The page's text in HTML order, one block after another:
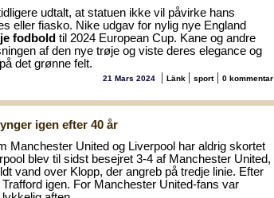
udtalt, at statuen ikke vil påvirke hans
eller fiasko. Nike udgav for nylig nye England
fodbold til 2024 European Cup. Kane og andre
af den nye trøje og viste deres elegance og
det grønne felt.
21 Mars 2024 | Länk | sport| 0 kommentar
igen efter 40 år
Manchester United og Liverpool har aldrig skortet
blev til sidst besejret 3-4 af Manchester United,
vand over Klopp, der angreb på tredje linie. Efter
igen. For Manchester United-fans var